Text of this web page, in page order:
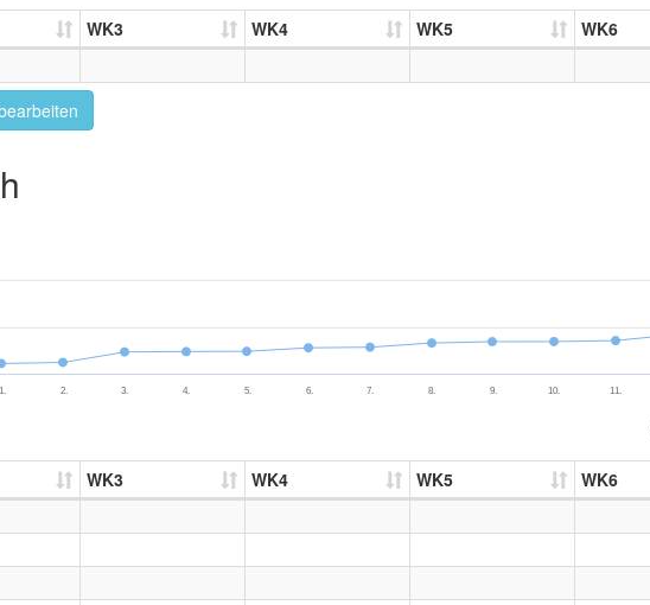
WK3 WK4 WK5 WK6
1. 2. 3. 4. 5. 6. 7. 8. 9. 10. 11.
WK3 WK4 WK5 WK6